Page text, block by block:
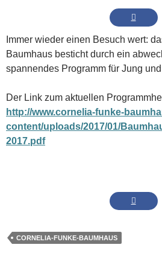
Immer wieder einen Besuch wert:
Baumhaus besticht durch ein
spannendes Programm für Jung und
Der Link zum aktuellen
http://www.cornelia-funke-
content/uploads/2017/01/
2017.pdf
CORNELIA-FUNKE-BAUMHAUS